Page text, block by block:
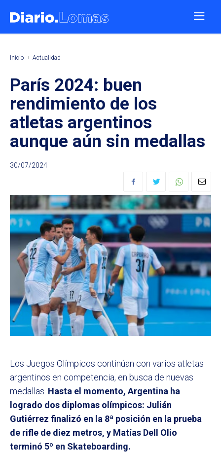
Inicio Actualidad
París 2024: buen
rendimiento de los
atletas argentinos
aunque aún sin medallas
30/07/2024
Los Juegos Olímpicos continúan con varios atletas
argentinos en competencia, en busca de nuevas
medallas. Hasta el momento, Argentina ha
logrado dos diplomas olímpicos: Julián
Gutiérrez finalizó en la 8ª posición en la prueba
de rifle de diez metros, y Matías Dell Olio
terminó 5º en Skateboarding.